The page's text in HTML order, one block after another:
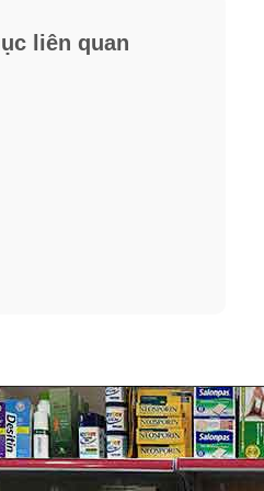
liên quan